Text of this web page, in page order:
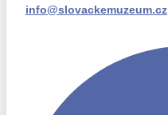
info@slovackemuzeum.cz